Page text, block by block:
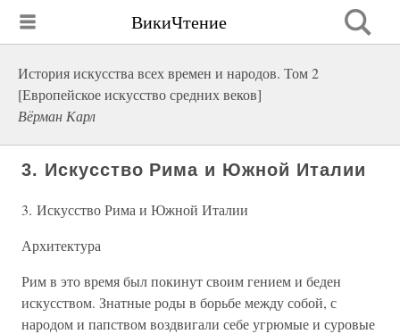
ВикиЧтение
История искусства всех времен и народов. Том 2
[Европейское искусство средних веков]
Вёрман Карл
3. Искусство Рима и Южной Италии
3. Искусство Рима и Южной Италии
Архитектура
Рим в это время был покинут своим гением и беден
искусством. Знатные роды в борьбе между собой, с
народом и папством воздвигали себе угрюмые и суровые